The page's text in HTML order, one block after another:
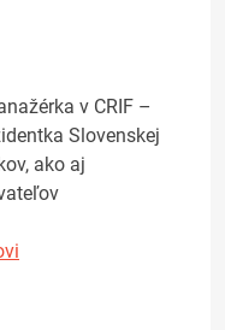
v CRIF –
Slovenskej
ako aj